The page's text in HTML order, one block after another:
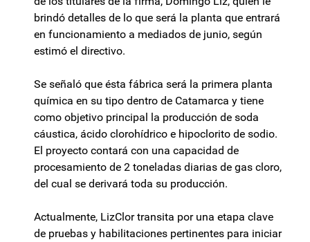
brindó detalles de lo que será la planta que entrará
en funcionamiento a mediados de junio, según
estimó el directivo.
Se señaló que ésta fábrica será la primera planta
química en su tipo dentro de Catamarca y tiene
como objetivo principal la producción de soda
cáustica, ácido clorohídrico e hipoclorito de sodio.
El proyecto contará con una capacidad de
procesamiento de 2 toneladas diarias de gas cloro,
del cual se derivará toda su producción.
Actualmente, LizClor transita por una etapa clave
de pruebas y habilitaciones pertinentes para iniciar